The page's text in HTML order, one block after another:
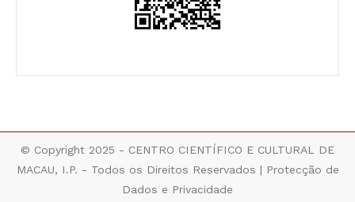
© Copyright 2025 - CENTRO CIENTÍFICO E CULTURAL DE
MACAU, I.P. - Todos os Direitos Reservados | Protecção de
Dados e Privacidade